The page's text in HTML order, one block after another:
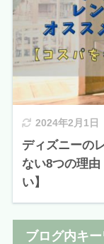
2024年2月1日
ディズニーの
ない8つの理
い】
ブログ内キ